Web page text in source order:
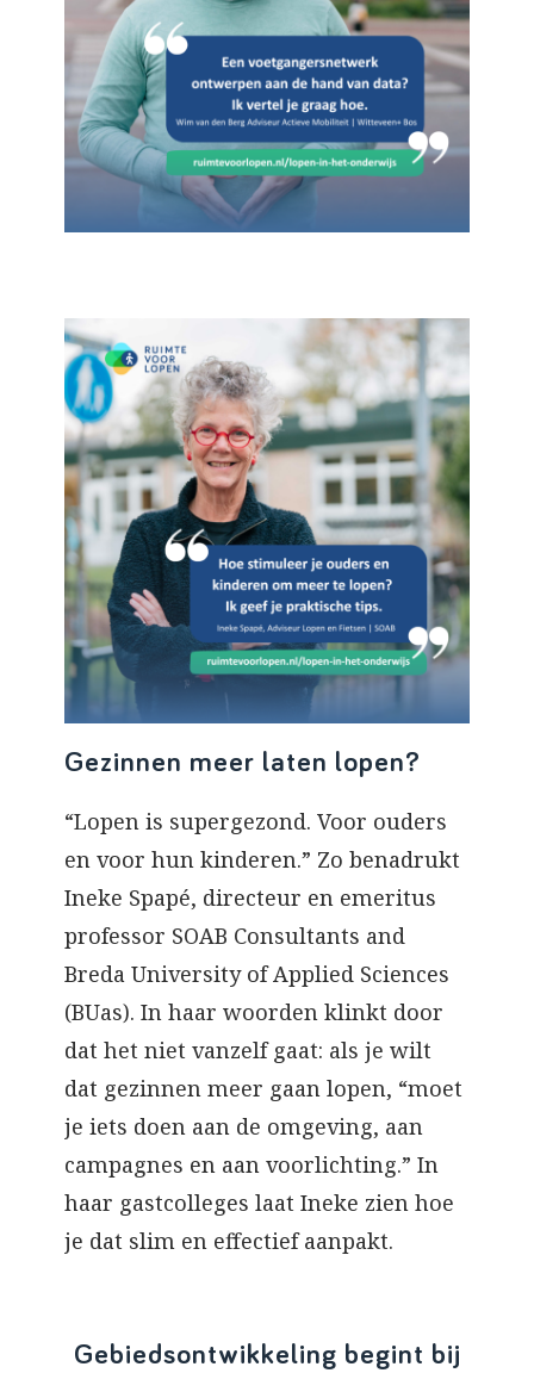
Gezinnen meer laten lopen?
“Lopen is supergezond. Voor ouders
en voor hun kinderen.” Zo benadrukt
Ineke Spapé, directeur en emeritus
professor SOAB Consultants and
Breda University of Applied Sciences
(BUas). In haar woorden klinkt door
dat het niet vanzelf gaat: als je wilt
dat gezinnen meer gaan lopen, “moet
je iets doen aan de omgeving, aan
campagnes en aan voorlichting.” In
haar gastcolleges laat Ineke zien hoe
je dat slim en effectief aanpakt.
Gebiedsontwikkeling begint bij